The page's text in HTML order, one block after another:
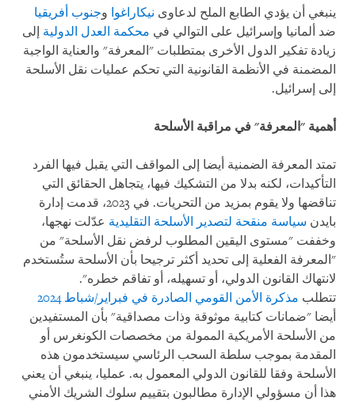
ينبغي أن يؤدي الطابع الملح لدعاوى نيكاراغوا وجنوب أفريقيا
ضد ألمانيا وإسرائيل على التوالي في محكمة العدل الدولية إلى
زيادة تفكير الدول الأخرى بمتطلبات "المعرفة" والعناية الواجبة
المضمنة في الأنظمة القانونية التي تحكم عمليات نقل الأسلحة
إلى إسرائيل.
أهمية "المعرفة" في مراقبة الأسلحة
تمتد المعرفة الضمنية أيضا إلى المواقف التي يقبل فيها الفرد
التأكيدات، لكنه بدلا من التشكيك فيها، يتجاهل الحقائق التي
تناقضها ولا يقوم بمزيد من التحريات. في 2023، قدمت إدارة
بايدن سياسة منقحة لتصدير الأسلحة التقليدية عدّلت نهجها،
وخففت "مستوى اليقين المطلوب لرفض نقل الأسلحة" من
"المعرفة الفعلية إلى تحديد أكثر ترجيحا بأن الأسلحة ستُستخدم
لانتهاك القانون الدولي، أو تسهيله، أو تفاقم خطره".
تتطلب مذكرة الأمن القومي الصادرة في فبراير/شباط 2024
أيضا "ضمانات كتابية موثوقة وذات مصداقية" بأن المستفيدين
من الأسلحة الأمريكية الممولة من مخصصات الكونغرس أو
المقدمة بموجب سلطة السحب الرئاسي سيستخدمون هذه
الأسلحة وفقا للقانون الدولي المعمول به. عمليا، ينبغي أن يعني
هذا أن مسؤولي الإدارة مطالبون بتقييم سلوك الشريك الأمني ​​